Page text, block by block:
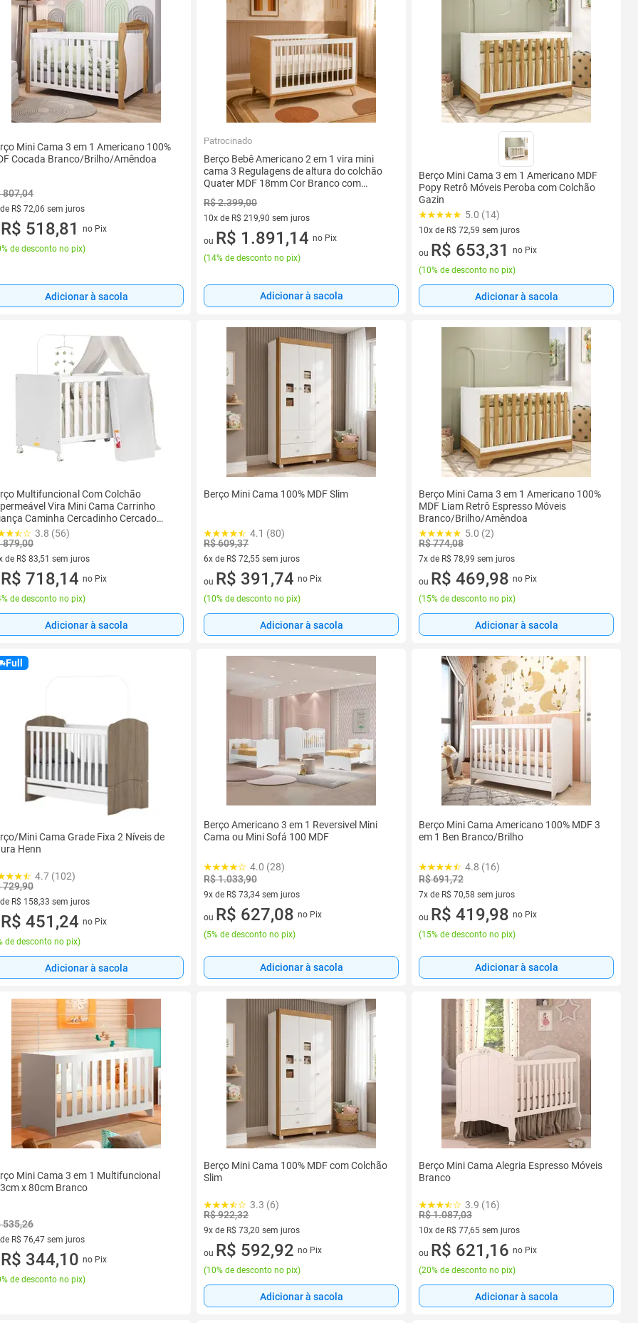
Mini Cama 3 em 1 Americano 100%
Cocada Branco/Brilho/Amêndoa
807,04
R$ 72,06 sem juros
de R$ 72,06 sem juros
R$ 518,81
no Pix
de desconto no pix)
Adicionar à sacola
Patrocinado
Berço Bebê Americano 2 em 1 vira mini
cama 3 Regulagens de altura do colchão
Quater MDF 18mm Cor Branco com
Carvalho Malva
R$ 2.399,00
10x de R$ 219,90 sem juros
10 vez de R$ 219,90 sem juros
ou R$ 1.891,14 no Pix
(14% de desconto no pix)
Adicionar à sacola
Berço Mini Cama 3 em 1 Americano MDF
Popy Retrô Móveis Peroba com Colchão
Gazin
5.0 (14)
10x de R$ 72,59 sem juros
10 vez de R$ 72,59 sem juros
ou R$ 653,31
no Pix
(10% de desconto no pix)
Adicionar à sacola
Multifuncional Com Colchão
Vira Mini Cama Carrinho
Caminha Cercadinho Cercado
Menina Bebê Jogo de Quarto Bebê
3.8 (56)
879,00
de R$ 83,51 sem juros
vez de R$ 83,51 sem juros
R$ 718,14 no Pix
de desconto no pix)
Adicionar à sacola
Berço Mini Cama 100% MDF Slim
4.1 (80)
R$ 609,37
6x de R$ 72,55 sem juros
6 vez de R$ 72,55 sem juros
ou R$ 391,74 no Pix
(10% de desconto no pix)
Adicionar à sacola
Berço Mini Cama 3 em 1 Americano 100%
MDF Liam Retrô Espresso Móveis
Branco/Brilho/Amêndoa
5.0 (2)
R$ 774,08
7x de R$ 78,99 sem juros
7 vez de R$ 78,99 sem juros
ou R$ 469,98 no Pix
(15% de desconto no pix)
Adicionar à sacola
Full
Mini Cama Grade Fixa 2 Níveis de
Henn
4.7 (102)
729,90
R$ 158,33 sem juros
de R$ 158,33 sem juros
R$ 451,24 no Pix
de desconto no pix)
Adicionar à sacola
Berço Americano 3 em 1 Reversivel Mini
Cama ou Mini Sofá 100 MDF
4.0 (28)
R$ 1.033,90
9x de R$ 73,34 sem juros
9 vez de R$ 73,34 sem juros
ou R$ 627,08 no Pix
(5% de desconto no pix)
Adicionar à sacola
Berço Mini Cama Americano 100% MDF 3
em 1 Ben Branco/Brilho
4.8 (16)
R$ 691,72
7x de R$ 70,58 sem juros
7 vez de R$ 70,58 sem juros
ou R$ 419,98 no Pix
(15% de desconto no pix)
Adicionar à sacola
Mini Cama 3 em 1 Multifuncional
x 80cm Branco
535,26
R$ 76,47 sem juros
de R$ 76,47 sem juros
R$ 344,10 no Pix
de desconto no pix)
Berço Mini Cama 100% MDF com Colchão
Slim
3.3 (6)
R$ 922,32
9x de R$ 73,20 sem juros
9 vez de R$ 73,20 sem juros
ou R$ 592,92 no Pix
(10% de desconto no pix)
Adicionar à sacola
Berço Mini Cama Alegria Espresso Móveis
Branco
3.9 (16)
R$ 1.087,03
10x de R$ 77,65 sem juros
10 vez de R$ 77,65 sem juros
ou R$ 621,16 no Pix
(20% de desconto no pix)
Adicionar à sacola